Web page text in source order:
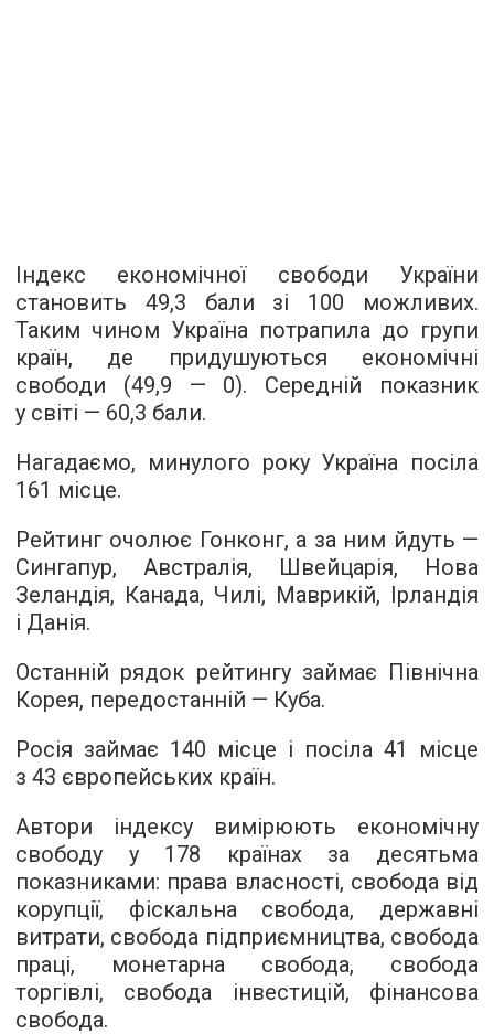
Індекс економічної свободи України
становить 49,3 бали зі 100 можливих.
Таким чином Україна потрапила до групи
країн, де придушуються економічні
свободи (49,9 — 0). Середній показник
у світі — 60,3 бали.
Нагадаємо, минулого року Україна посіла
161 місце.
Рейтинг очолює Гонконг, а за ним йдуть —
Сингапур, Австралія, Швейцарія, Нова
Зеландія, Канада, Чилі, Маврикій, Ірландія
і Данія.
Останній рядок рейтингу займає Північна
Корея, передостанній — Куба.
Росія займає 140 місце і посіла 41 місце
з 43 європейських країн.
Автори індексу вимірюють економічну
свободу у 178 країнах за десятьма
показниками: права власності, свобода від
корупції, фіскальна свобода, державні
витрати, свобода підприємництва, свобода
праці, монетарна свобода, свобода
торгівлі, свобода інвестицій, фінансова
свобода.